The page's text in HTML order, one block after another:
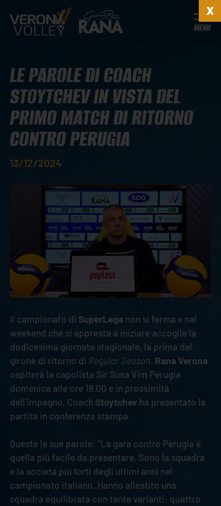
MENU
LE PAROLE DI COACH
STOYTCHEV IN VISTA DEL
PRIMO MATCH DI RITORNO
CONTRO PERUGIA
13/12/2024
Il campionato di SuperLega non si ferma e nel
weekend che si appresta a iniziare accoglie la
dodicesima giornata stagionale, la prima del
girone di ritorno di Regular Season Rana Verona
ospiterà la capolista Sir Susa Vim Perugia
domenica alle ore 18.00 e in prossimità
dell’impegno, Coach Stoytchev ha presentato la
partita in conferenza stampa.
Queste le sue parole: “La gara contro Perugia è
quella più facile da presentare. Sono la squadra
e la società più forti degli ultimi anni nel
campionato italiano. Hanno allestito una
squadra equilibrata con tante varianti: quattro